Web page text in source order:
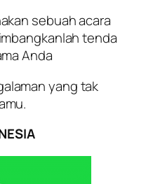
sebuah acara
tenda
Anda
yang tak